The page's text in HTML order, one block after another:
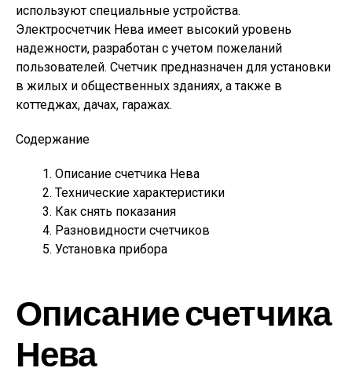
используют специальные устройства.
Электросчетчик Нева имеет высокий уровень
надежности, разработан с учетом пожеланий
пользователей. Счетчик предназначен для установки
в жилых и общественных зданиях, а также в
коттеджах, дачах, гаражах.
Содержание
Описание счетчика Нева
Технические характеристики
Как снять показания
Разновидности счетчиков
Установка прибора
Описание счетчика
Нева